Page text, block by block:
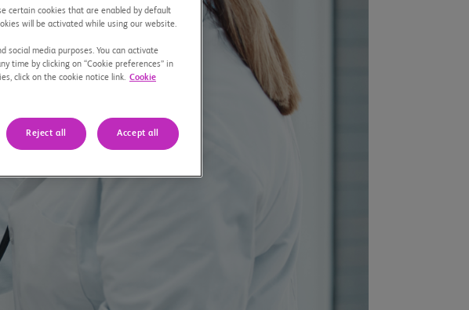
certain cookies that are enabled by default
will be activated while using our website.
social media purposes. You can activate
time by clicking on “Cookie preferences” in
click on the cookie notice link. Cookie
Reject all Accept all